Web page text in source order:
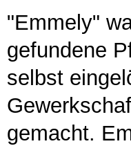
"Emmely"
gefundene
selbst
gemacht.